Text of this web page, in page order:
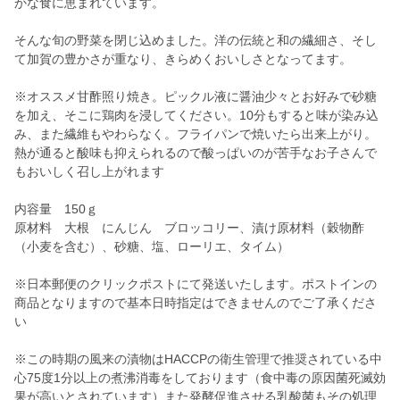
そんな旬の野菜を閉じ込めました。洋の伝統と和の繊細さ、そし
て加賀の豊かさが重なり、きらめくおいしさとなってます。
※オススメ甘酢照り焼き。ピックル液に醤油少々とお好みで砂糖
を加え、そこに鶏肉を浸してください。10分もすると味が染み込
み、また繊維もやわらなく。フライパンで焼いたら出来上がり。
熱が通ると酸味も抑えられるので酸っぱいのが苦手なお子さんで
もおいしく召し上がれます
内容量 150ｇ
原材料 大根 にんじん ブロッコリー、漬け原材料（穀物酢
（小麦を含む）、砂糖、塩、ローリエ、タイム）
※日本郵便のクリックポストにて発送いたします。ポストインの
商品となりますので基本日時指定はできませんのでご了承くださ
い
※この時期の風来の漬物はHACCPの衛生管理で推奨されている中
心75度1分以上の煮沸消毒をしております（食中毒の原因菌死滅効
果が高いとされています）また発酵促進させる乳酸菌もその処理